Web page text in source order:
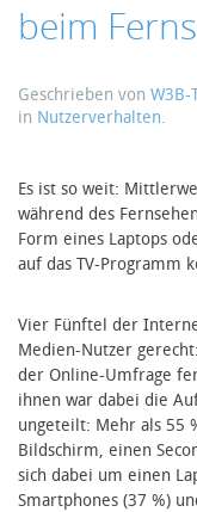
beim
Geschrieben von W3B-
in Nutzerverhalten.
Es ist so weit:
während des
Form eines Laptops
auf das TV-Programm
Vier Fünftel der
Medien-Nutzer
der Online-Umfrage
ihnen war dabei die
ungeteilt: Mehr als 55
Bildschirm, einen
sich dabei um einen
Smartphones (37 %)